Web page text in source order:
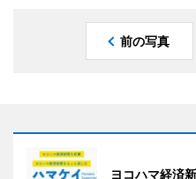
前の写真
ヨコハマ経済